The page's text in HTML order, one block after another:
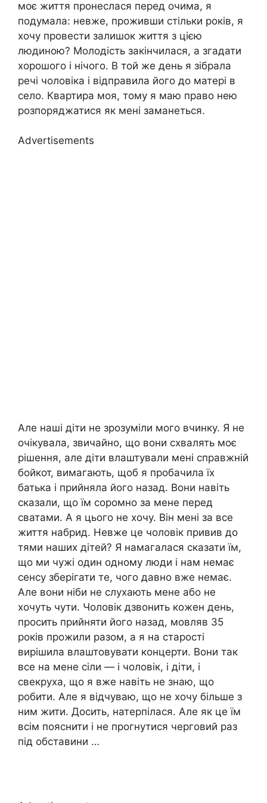
моє життя пронеслася перед очима, я
подумала: невже, проживши стільки років, я
хочу провести залишок життя з цією
людиною? Молодість закінчилася, а згадати
хорошого і нічого. В той же день я зібрала
речі чоловіка і відправила його до матері в
село. Квартира моя, тому я маю право нею
розпоряджатися як мені заманеться.
Advertisements
Але наші діти не зрозуміли мого вчинку. Я не
очікувала, звичайно, що вони схвалять моє
рішення, але діти влаштували мені справжній
бойкот, вимагають, щоб я пробачила їх
батька і прийняла його назад. Вони навіть
сказали, що їм соромно за мене перед
сватами. А я цього не хочу. Він мені за все
життя набрид. Невже це чоловік привив до
тями наших дітей? Я намагалася сказати їм,
що ми чужі один одному люди і нам немає
сенсу зберігати те, чого давно вже немає.
Але вони ніби не слухають мене або не
хочуть чути. Чоловік дзвонить кожен день,
просить прийняти його назад, мовляв 35
років прожили разом, а я на старості
вирішила влаштовувати концерти. Вони так
все на мене сіли — і чоловік, і діти, і
свекруха, що я вже навіть не знаю, що
робити. Але я відчуваю, що не хочу більше з
ним жити. Досить, натерпілася. Але як це їм
всім пояснити і не прогнутися черговий раз
під обставини …